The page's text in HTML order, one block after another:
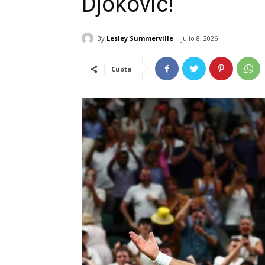
By Lesley Summerville julio 8, 2026
Cuota